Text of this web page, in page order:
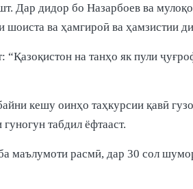
Дар дидор бо Назарбоев ва
ва ҳамгироӣ ва ҳамзистии
на танҳо як пули
кешу оинҳо таҳкурсии қавӣ
табдил ёфтааст.
маълумоти расмӣ, дар 30 сол